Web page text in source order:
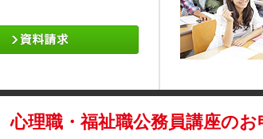
心理職・福祉職公務員講座のお